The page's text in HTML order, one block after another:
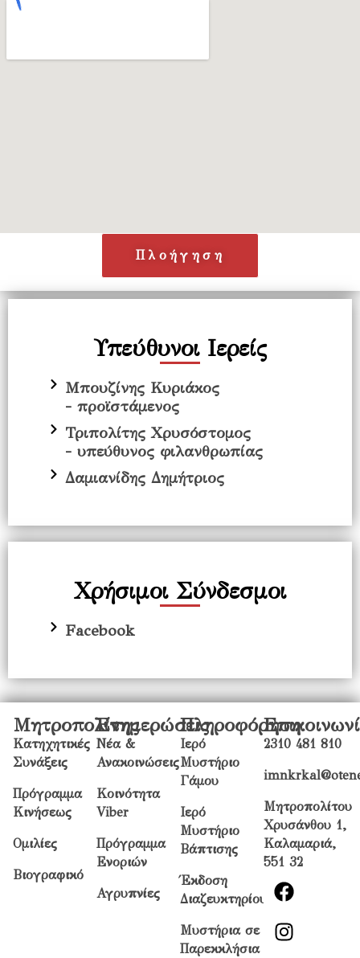
Πλοήγηση
Υπεύθυνοι Ιερείς
Mπουζίνης Κυριάκος
- προϊστάμενος
Τριπολίτης Χρυσόστομος
- υπεύθυνος φιλανθρωπίας
Δαμιανίδης Δημήτριος
Χρήσιμοι Σύνδεσμοι
Facebook
Μητροπολίτης
Κατηχητικές
Συνάξεις
Πρόγραμμα
Κινήσεως
Ομιλίες
Βιογραφικό
Ενημερώσεις
Νέα &
Ανακοινώσεις
Κοινότητα
Viber
Πρόγραμμα
Ενοριών
Αγρυπνίες
Πληροφόρηση
Ιερό
Μυστήριο
Γάμου
Ιερό
Μυστήριο
Βάπτισης
Έκδοση
Διαζευκτηρίου
Μυστήρια σε
Παρεκκλήσια
2310 481 810
Μητροπολίτου
Χρυσάνθου 1,
Καλαμαριά,
551 32